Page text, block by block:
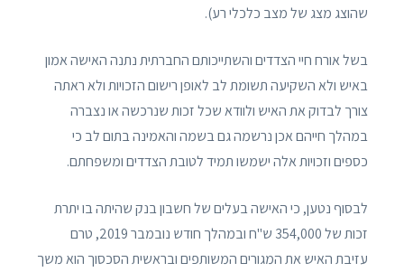
שהוצג מצג של מצב כלכלי רע).
בשל אורח חיי הצדדים והשתייכותם החברתית נתנה האישה אמון
באיש ולא השקיעה תשומת לב לאופן רישום הזכויות ולא ראתה
צורך לבדוק את האיש ולוודא שכל זכות שנרכשה או נצברה
במהלך חייהם אכן נרשמה גם בשמה והאמינה בתום לב כי
כספים וזכויות אלה ישמשו תמיד לטובת הצדדים ומשפחתם.
לבסוף נטען, כי האישה בעלים של חשבון בנק שהיתה בו יתרת
זכות של 354,000 ש"ח ובמהלך חודש נובמבר 2019, טרם
עזיבת האיש את המגורים המשותפים ובראשית הסכסוך הוא משך